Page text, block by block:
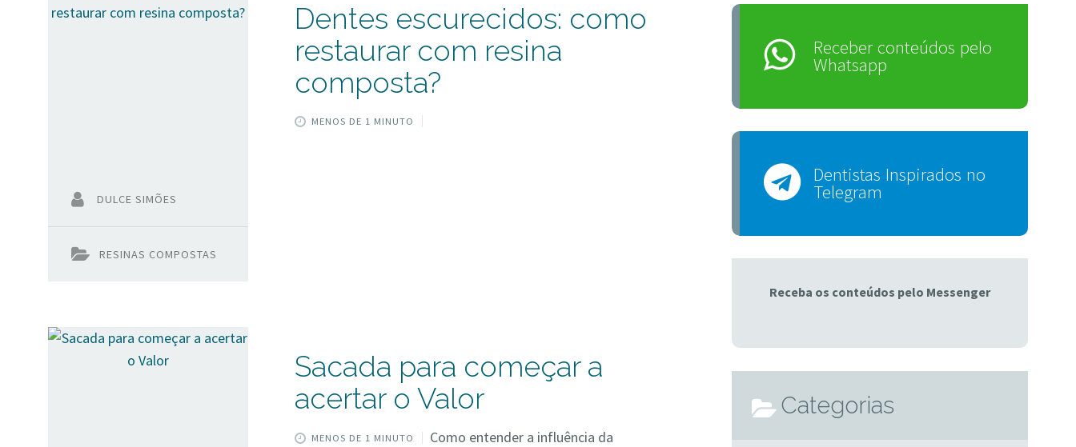
RESINAS COMPOSTAS
DULCE SIMÕES
Dentes escurecidos: como
restaurar com resina
composta?
MENOS DE 1 MINUTO
Sacada para começar a
acertar o Valor
MENOS DE 1 MINUTO
Como entender a influência da
Receber conteúdos pelo
Whatsapp
Dentistas Inspirados no
Telegram
Receba os conteúdos pelo Messenger
Categorias